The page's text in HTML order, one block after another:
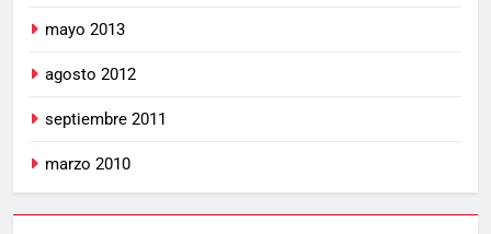
mayo 2013
agosto 2012
septiembre 2011
marzo 2010